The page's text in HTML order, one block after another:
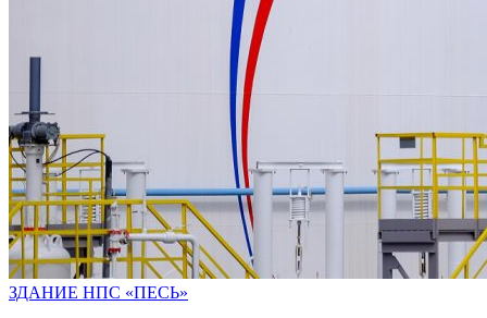
ЗДАНИЕ НПС «ПЕСЬ»